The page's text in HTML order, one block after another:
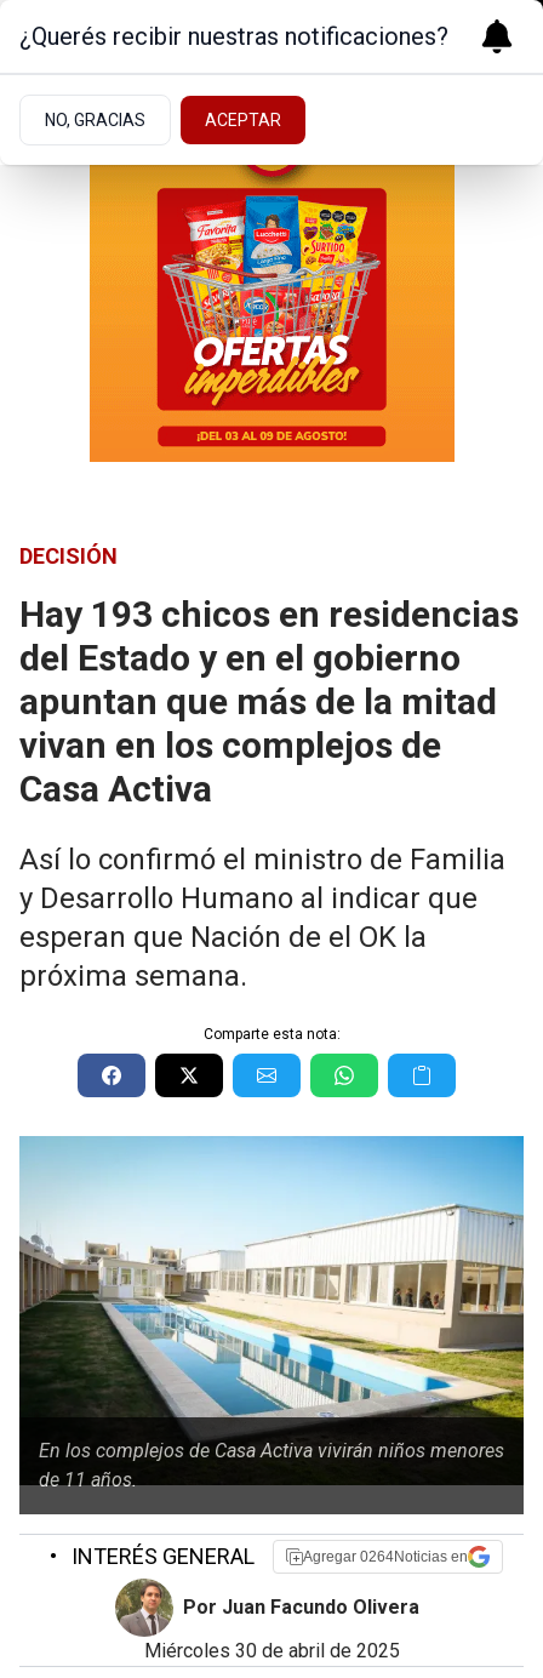
DECISIÓN
Hay 193 chicos en residencias
del Estado y en el gobierno
apuntan que más de la mitad
vivan en los complejos de
Casa Activa
Así lo confirmó el ministro de Familia
y Desarrollo Humano al indicar que
esperan que Nación de el OK la
próxima semana.
Comparte esta nota:
En los complejos de Casa Activa vivirán niños menores
de 11 años.
• INTERÉS GENERAL Agregar 0264Noticias en
Por Juan Facundo Olivera
miércoles 30 de abril de 2025
¿Querés recibir nuestras notificaciones?
NO, GRACIAS ACEPTAR